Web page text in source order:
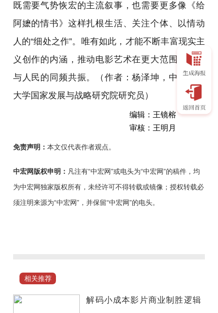
既需要气势恢宏的主流叙事，也需要更多像《给
阿嬷的情书》这样扎根生活、关注个体、以情动
人的“细处之作”。唯有如此，才能不断丰富现实主
义创作的内涵，推动电影艺术在更大范围内实现
与人民的同频共振。
（作者：杨泽坤，中国人民
大学国家发展与战略研究院研究员）
编辑：王镜榕
审核：王明月
免责声明： 本文仅代表作者观点。
中宏网版权申明： 凡注有“中宏网”或电头为“中宏网”的稿件，均
为中宏网独家版权所有，未经许可不得转载或镜像；授权转载必
须注明来源为“中宏网”，并保留“中宏网”的电头。
日，
《给
相关推荐
解码小成本影片商业制胜逻辑